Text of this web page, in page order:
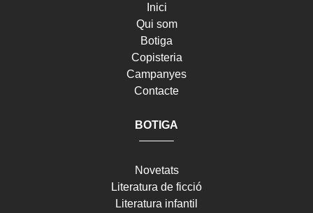
Inici
Qui som
Botiga
Copisteria
Campanyes
Contacte
BOTIGA
Novetats
Literatura de ficció
Literatura infantil